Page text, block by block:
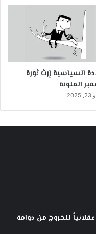
السياسية إرث ثورة
الملونة
للخروج من دوامة